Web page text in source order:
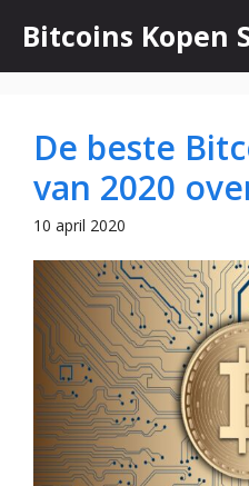
naar
de
Bitcoins Kopen
De beste
van 2020
10 april 2020